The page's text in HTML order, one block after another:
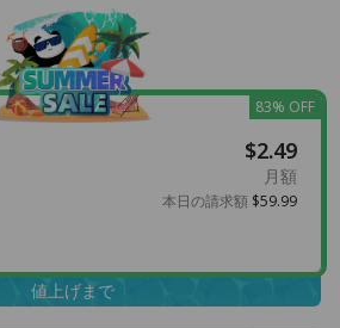
$2.49
月額
本日の請求額 $59.99
83% OFF
値上げまで